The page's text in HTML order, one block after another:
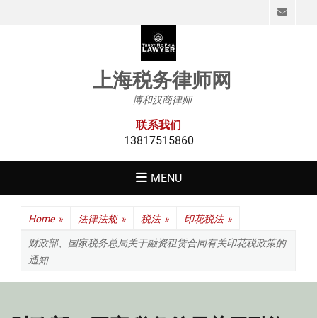
上海税务律师网
博和汉商律师
联系我们
13817515860
MENU
Home » 法律法规 » 税法 » 印花税法 »
财政部、国家税务总局关于融资租赁合同有关印花税政策的
通知